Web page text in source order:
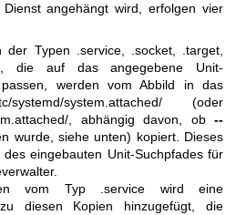
angehängt wird, erfolgen vier
der Typen .service, .socket, .target,
die auf das angegebene Unit-
passen, werden vom Abbild in das
system.attached/ (oder
, abhängig davon, ob --
wurde, siehe unten) kopiert. Dieses
des eingebauten Unit-Suchpfades für
vom Typ .service wird eine
zu diesen Kopien hinzugefügt, die